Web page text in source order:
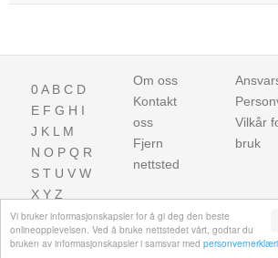
Vi bruker informasjonskapsler for å gi deg den beste
onlineopplevelsen. Ved å bruke nettstedet vårt, godtar du
bruken av informasjonskapsler i samsvar med
0A B C D
E F G H I
J K L M
N O P Q R
S T U V W
X Y Z
Om oss
Kontakt
oss
Fjern
nettsted
Vilkår
bruk